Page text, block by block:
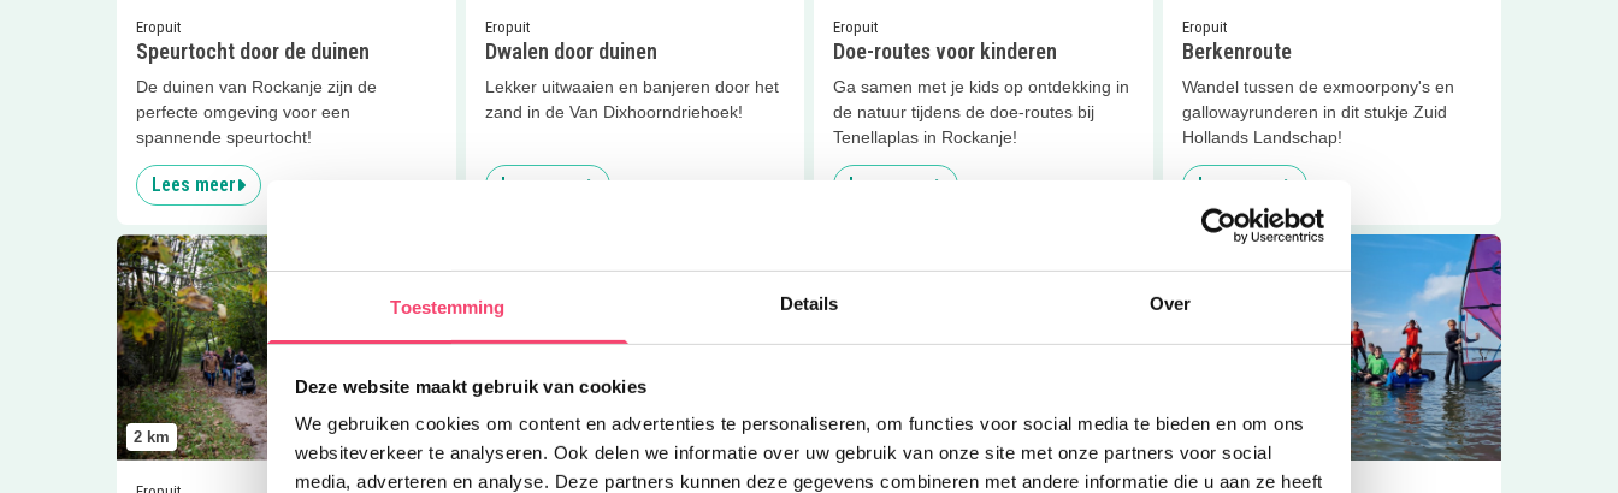
Toestemming Details Over
Deze website maakt gebruik van cookies
We gebruiken cookies om content en advertenties te personaliseren, om functies voor social media te bieden en om ons
websiteverkeer te analyseren. Ook delen we informatie over uw gebruik van onze site met onze partners voor social
media, adverteren en analyse. Deze partners kunnen deze gegevens combineren met andere informatie die u aan ze heeft
Eropuit
Speurtocht door de duinen
De duinen van Rockanje zijn de
perfecte omgeving voor een
spannende speurtocht!
Lees meer
Eropuit
Dwalen door duinen
Lekker uitwaaien en banjeren door het
zand in de Van Dixhoorndriehoek!
Lees meer
Eropuit
Doe-routes voor kinderen
Ga samen met je kids op ontdekking in
de natuur tijdens de doe-routes bij
Tenellaplas in Rockanje!
Lees meer
Eropuit
Berkenroute
Wandel tussen de exmoorpony's en
gallowayrunderen in dit stukje Zuid
Hollands Landschap!
Lees meer
2 km
Lees meer Nachtegalenroute Lees meer Windsurfweken